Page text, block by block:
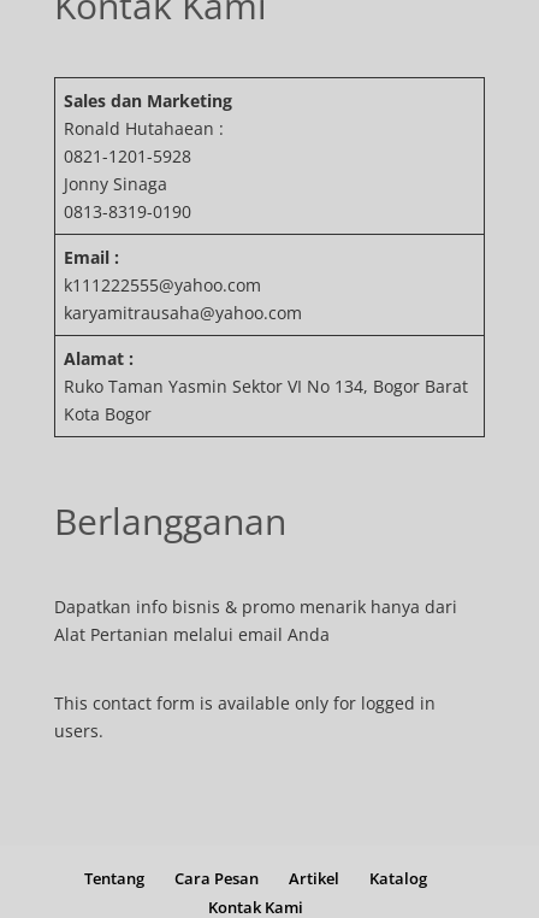
Sales dan Marketing
Ronald Hutahaean :
0821-1201-5928
Jonny Sinaga
0813-8319-0190
Email :
k111222555@yahoo.com
karyamitrausaha@yahoo.com
Alamat :
Ruko Taman Yasmin Sektor VI No 134, Bogor Barat
Kota Bogor
Berlangganan
Dapatkan info bisnis & promo menarik hanya dari
Alat Pertanian melalui email Anda
This contact form is available only for logged in
users.
Tentang Cara Pesan Artikel
Katalog
Kontak Kami